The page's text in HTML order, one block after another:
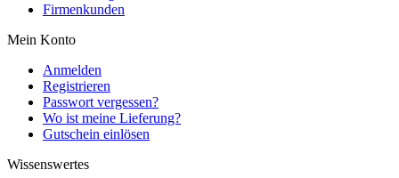
Firmenkunden
Mein Konto
Anmelden
Registrieren
Passwort vergessen?
Wo ist meine Lieferung?
Gutschein einlösen
Wissenswertes